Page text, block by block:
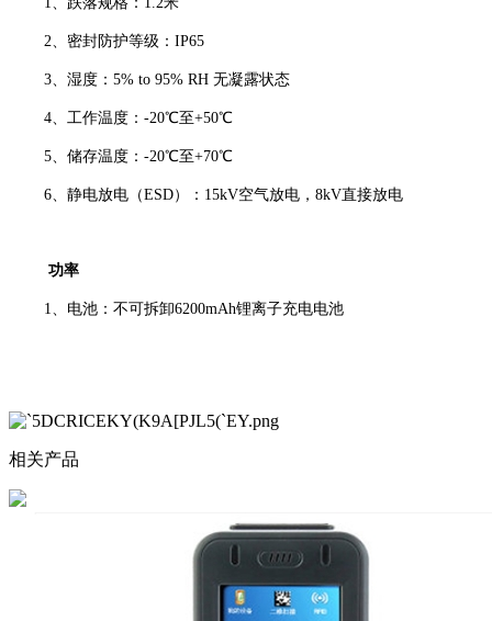
2、密封防护等级：IP65
3、湿度：5% to 95% RH 无凝露状态
4、工作温度：-20℃至+50℃
5、储存温度：-20℃至+70℃
6、静电放电（ESD）：15kV空气放电，8kV直接放电
功率
1、电池：不可拆卸6200mAh锂离子充电电池
相关产品